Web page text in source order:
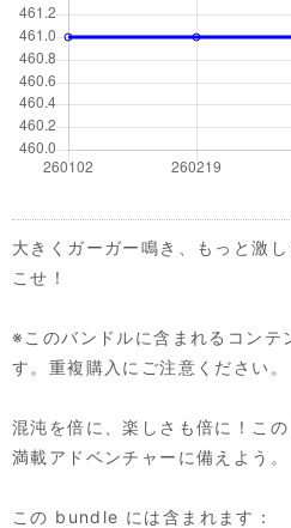
大きくガーガー鳴き、もっと激
こせ！
※このバンドルに含まれるコンテ
す。重複購入にご注意ください。
混沌を倍に、楽しさも倍に！こ
満載アドベンチャーに備えよう。
この bundle には含まれます：